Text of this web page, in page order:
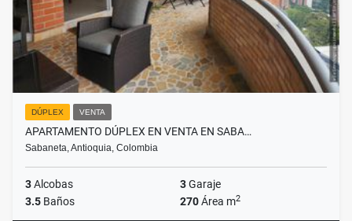
DÚPLEX VENTA
APARTAMENTO DÚPLEX EN VENTA EN SABA…
Sabaneta, Antioquia, Colombia
3Alcobas 3Garaje
3.5 Baños 270Área m2